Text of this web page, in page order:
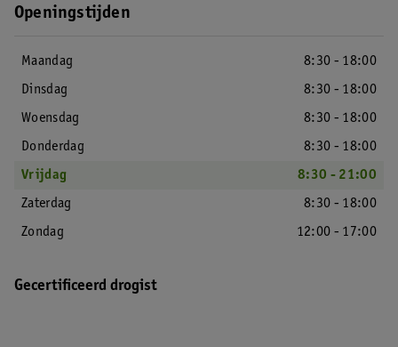
Openingstijden
Maandag
8:30 - 18:00
Dinsdag
8:30 - 18:00
Woensdag
8:30 - 18:00
Donderdag
8:30 - 18:00
Vrijdag
8:30 - 21:00
Zaterdag
8:30 - 18:00
Zondag
12:00 - 17:00
Gecertificeerd drogist